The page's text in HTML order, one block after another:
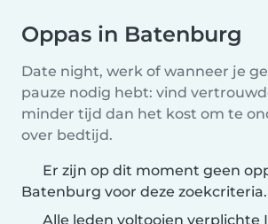
Oppas in Batenburg
Date night, werk of wanneer je
pauze nodig hebt: vind
minder tijd dan het kost om te
over bedtijd.
Er zijn op dit moment geen
Batenburg voor deze zoekcriteria.
Alle leden voltooien verplichte